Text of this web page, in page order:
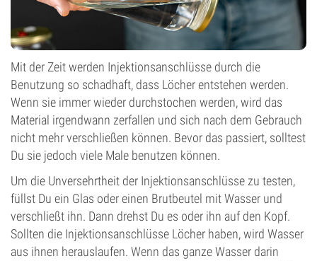
Mit der Zeit werden Injektionsanschlüsse durch die
Benutzung so schadhaft, dass Löcher entstehen werden.
Wenn sie immer wieder durchstochen werden, wird das
Material irgendwann zerfallen und sich nach dem Gebrauch
nicht mehr verschließen können. Bevor das passiert, solltest
Du sie jedoch viele Male benutzen können.
Um die Unversehrtheit der Injektionsanschlüsse zu testen,
füllst Du ein Glas oder einen Brutbeutel mit Wasser und
verschließt ihn. Dann drehst Du es oder ihn auf den Kopf.
Sollten die Injektionsanschlüsse Löcher haben, wird Wasser
aus ihnen herauslaufen. Wenn das ganze Wasser darin